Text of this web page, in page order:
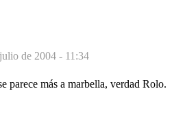
de 2004 - 11:34
parece más a marbella, verdad Rolo.